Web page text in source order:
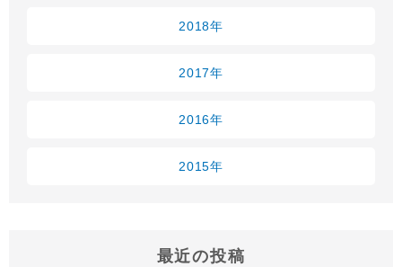
2018年
2017年
2016年
2015年
最近の投稿